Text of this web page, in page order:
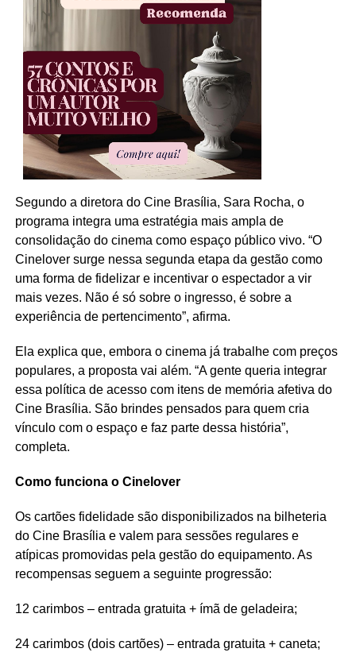
Segundo a diretora do Cine Brasília, Sara Rocha, o
programa integra uma estratégia mais ampla de
consolidação do cinema como espaço público vivo. “O
Cinelover surge nessa segunda etapa da gestão como
uma forma de fidelizar e incentivar o espectador a vir
mais vezes. Não é só sobre o ingresso, é sobre a
experiência de pertencimento”, afirma.
Ela explica que, embora o cinema já trabalhe com preços
populares, a proposta vai além. “A gente queria integrar
essa política de acesso com itens de memória afetiva do
Cine Brasília. São brindes pensados para quem cria
vínculo com o espaço e faz parte dessa história”,
completa.
Como funciona o Cinelover
Os cartões fidelidade são disponibilizados na bilheteria
do Cine Brasília e valem para sessões regulares e
atípicas promovidas pela gestão do equipamento. As
recompensas seguem a seguinte progressão:
12 carimbos – entrada gratuita + ímã de geladeira;
24 carimbos (dois cartões) – entrada gratuita + caneta;